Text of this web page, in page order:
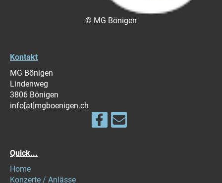
© MG Bönigen
Kontakt
MG Bönigen
Lindenweg
3806 Bönigen
info[at]mgboenigen.ch
Quick...
Home
Konzerte / Anlässe